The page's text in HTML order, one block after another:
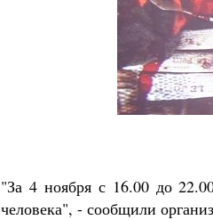
"За 4 ноября с 16.00 до
человека", - сообщили
Разлуки не будет
Фредерика де Грааф